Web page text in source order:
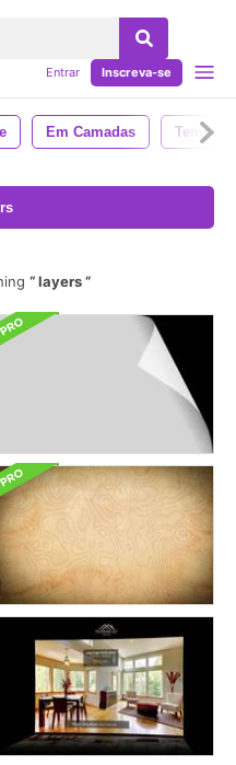
Entrar Inscreva-se
Em Camadas
layers